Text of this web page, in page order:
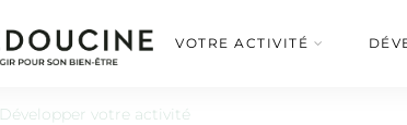
VOTRE ACTIVITÉ
Développer votre activité